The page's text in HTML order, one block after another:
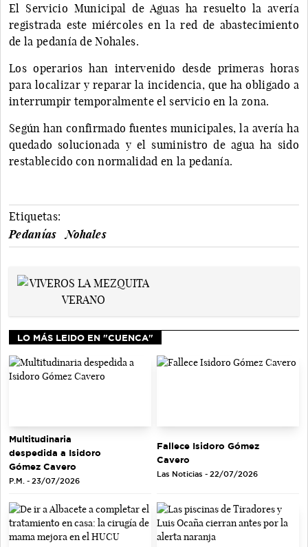
El Servicio Municipal de Aguas ha resuelto la avería
registrada este miércoles en la red de abastecimiento
de la pedanía de Nohales.
Los operarios han intervenido desde primeras horas
para localizar y reparar la incidencia, que ha obligado a
interrumpir temporalmente el servicio en la zona.
Según han confirmado fuentes municipales, la avería ha
quedado solucionada y el suministro de agua ha sido
restablecido con normalidad en la pedanía.
Etiquetas:
Pedanías
Nohales
LO MÁS LEIDO EN "CUENCA"
Multitudinaria
despedida a Isidoro
Gómez Cavero
P.M. - 23/07/2026
Fallece Isidoro Gómez
Cavero
Las Noticias - 22/07/2026